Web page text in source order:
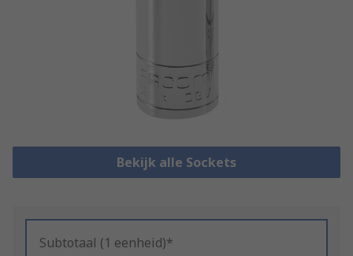
Bekijk alle Sockets
Subtotaal (1 eenheid)*